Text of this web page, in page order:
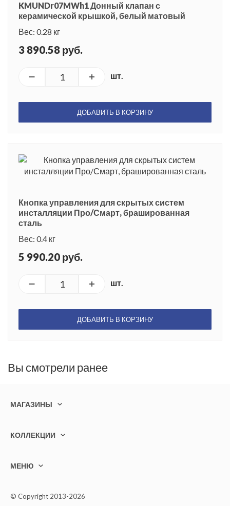
KMUNDr07MWh1 Донный клапан с
керамической крышкой, белый матовый
Вес: 0.28 кг
3 890.58 руб.
шт.
ДОБАВИТЬ В КОРЗИНУ
Кнопка управления для скрытых систем
инсталляции Про/Смарт, брашированная
сталь
Вес: 0.4 кг
5 990.20 руб.
шт.
ДОБАВИТЬ В КОРЗИНУ
Вы смотрели ранее
МАГАЗИНЫ
КОЛЛЕКЦИИ
МЕНЮ
© Copyright 2013-2026